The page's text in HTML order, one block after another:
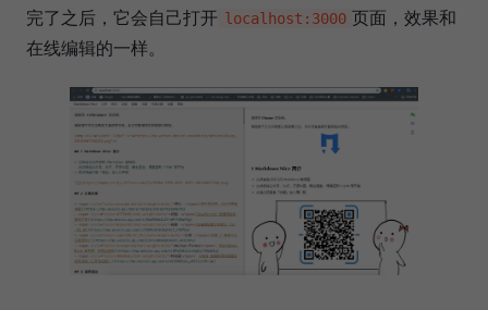
完了之后，它会自己打开 localhost:3000 页面，效果和
在线编辑的一样。